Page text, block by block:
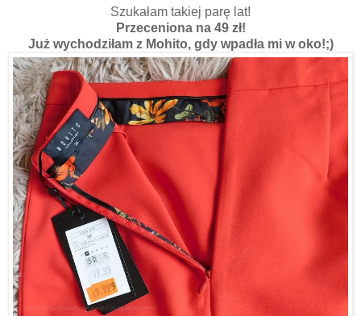
Szukałam takiej parę lat!
Przeceniona na 49 zł!
Już wychodziłam z Mohito, gdy wpadła mi w oko!;)